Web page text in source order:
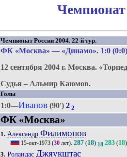
Чемпионат
Чемпионат России 2004. 22-й тур.
ФК «Москва» — «Динамо». 1:0 (0:0)
12 сентября 2004 г. Москва.
Судья – Альмир Каюмов.
Голы
1:0—Иванов(90') 2 2
ФК «Москва»
1. Александр Филимонов
15-окт-1973(30лет). 287(18) 18 283(18)
3. Роландас Джяукштас